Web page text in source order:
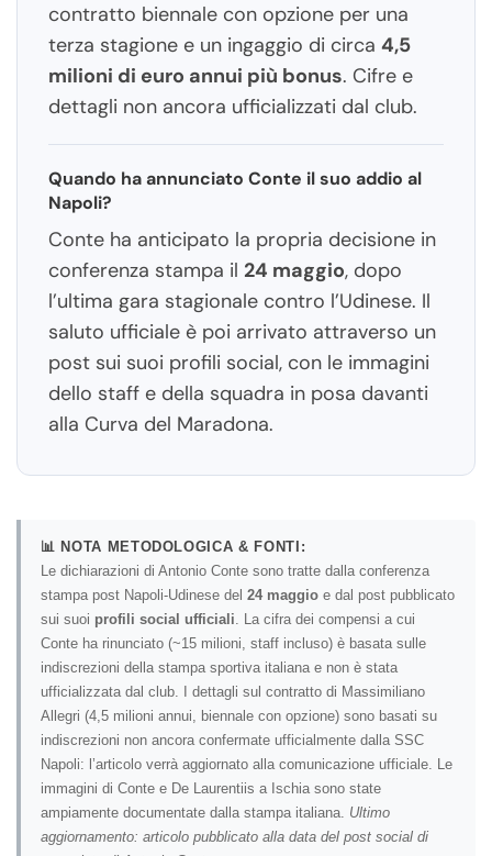
contratto biennale con opzione per una
terza stagione e un ingaggio di circa 4,5
milioni di euro annui più bonus. Cifre e
dettagli non ancora ufficializzati dal club.
Quando ha annunciato Conte il suo addio al
Napoli?
Conte ha anticipato la propria decisione in
conferenza stampa il 24 maggio, dopo
l’ultima gara stagionale contro l’Udinese. Il
saluto ufficiale è poi arrivato attraverso un
post sui suoi profili social, con le immagini
dello staff e della squadra in posa davanti
alla Curva del Maradona.
📊 NOTA METODOLOGICA & FONTI:
Le dichiarazioni di Antonio Conte sono tratte dalla conferenza
stampa post Napoli-Udinese del 24 maggio e dal post pubblicato
sui suoi profili social ufficiali. La cifra dei compensi a cui
Conte ha rinunciato (~15 milioni, staff incluso) è basata sulle
indiscrezioni della stampa sportiva italiana e non è stata
ufficializzata dal club. I dettagli sul contratto di Massimiliano
Allegri (4,5 milioni annui, biennale con opzione) sono basati su
indiscrezioni non ancora confermate ufficialmente dalla SSC
Napoli: l’articolo verrà aggiornato alla comunicazione ufficiale. Le
immagini di Conte e De Laurentiis a Ischia sono state
ampiamente documentate dalla stampa italiana. Ultimo
aggiornamento: articolo pubblicato alla data del post social di